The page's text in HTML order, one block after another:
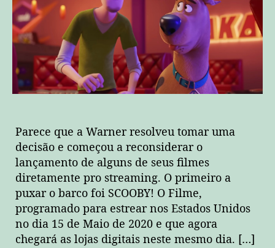
Parece que a Warner resolveu tomar uma
decisão e começou a reconsiderar o
lançamento de alguns de seus filmes
diretamente pro streaming. O primeiro a
puxar o barco foi SCOOBY! O Filme,
programado para estrear nos Estados Unidos
no dia 15 de Maio de 2020 e que agora
chegará as lojas digitais neste mesmo dia. […]